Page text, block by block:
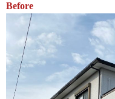
Before